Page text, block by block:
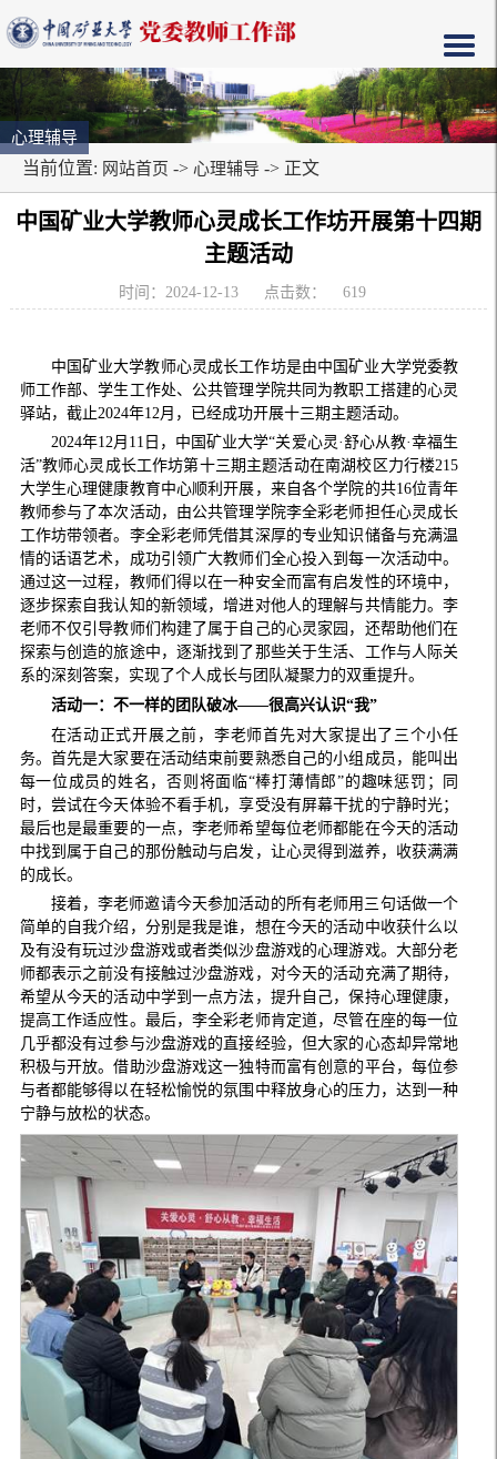
心理辅导
当前位置: 网站首页 -> 心理辅导 -> 正文
中国矿业大学教师心灵成长工作坊开展第十四期
主题活动
时间：2024-12-13 点击数： 619
中国矿业大学教师心灵成长工作坊是由中国矿业大学党委教
师工作部、学生工作处、公共管理学院共同为教职工搭建的心灵
驿站，截止2024年12月，已经成功开展十三期主题活动。
2024年12月11日，中国矿业大学“关爱心灵·舒心从教·幸福生
活”教师心灵成长工作坊第十三期主题活动在南湖校区力行楼215
大学生心理健康教育中心顺利开展，来自各个学院的共16位青年
教师参与了本次活动，由公共管理学院李全彩老师担任心灵成长
工作坊带领者。李全彩老师凭借其深厚的专业知识储备与充满温
情的话语艺术，成功引领广大教师们全心投入到每一次活动中。
通过这一过程，教师们得以在一种安全而富有启发性的环境中，
逐步探索自我认知的新领域，增进对他人的理解与共情能力。李
老师不仅引导教师们构建了属于自己的心灵家园，还帮助他们在
探索与创造的旅途中，逐渐找到了那些关于生活、工作与人际关
系的深刻答案，实现了个人成长与团队凝聚力的双重提升。
活动一：不一样的团队破冰——很高兴认识“我”
在活动正式开展之前，李老师首先对大家提出了三个小任
务。首先是大家要在活动结束前要熟悉自己的小组成员，能叫出
每一位成员的姓名，否则将面临“棒打薄情郎”的趣味惩罚；同
时，尝试在今天体验不看手机，享受没有屏幕干扰的宁静时光；
最后也是最重要的一点，李老师希望每位老师都能在今天的活动
中找到属于自己的那份触动与启发，让心灵得到滋养，收获满满
的成长。
接着，李老师邀请今天参加活动的所有老师用三句话做一个
简单的自我介绍，分别是我是谁，想在今天的活动中收获什么以
及有没有玩过沙盘游戏或者类似沙盘游戏的心理游戏。大部分老
师都表示之前没有接触过沙盘游戏，对今天的活动充满了期待，
希望从今天的活动中学到一点方法，提升自己，保持心理健康，
提高工作适应性。最后，李全彩老师肯定道，尽管在座的每一位
几乎都没有过参与沙盘游戏的直接经验，但大家的心态却异常地
积极与开放。借助沙盘游戏这一独特而富有创意的平台，每位参
与者都能够得以在轻松愉悦的氛围中释放身心的压力，达到一种
宁静与放松的状态。